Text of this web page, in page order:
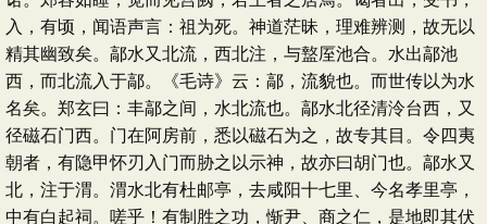
入，有顷，闻语声言：祖为死。神道茫昧，理难辨测，故无以
精其幽致矣。鄗水又北流，西北注，与盩厔池合。水出鄗池
西，而北流入于鄗。《毛诗》云：鄗，流貌也。而世传以为水
名矣。郑玄曰：丰鄗之间，水北流也。鄗水北径清泠台西，又
径磁石门西。门在阿房前，悉以磁石为之，故专其目。令四夷
朝者，有隐甲怀刃入门而胁之以示神，故亦曰胡门也。鄗水又
北，注于渭。渭水北有杜邮亭，去咸阳十七里、今名孝里亭，
中有白起祠。嗟乎！有制胜之功，惭尹、商之仁，是地即其伏